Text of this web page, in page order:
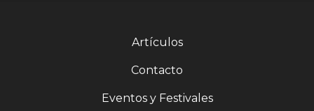
Artículos
Contacto
Eventos y Festivales